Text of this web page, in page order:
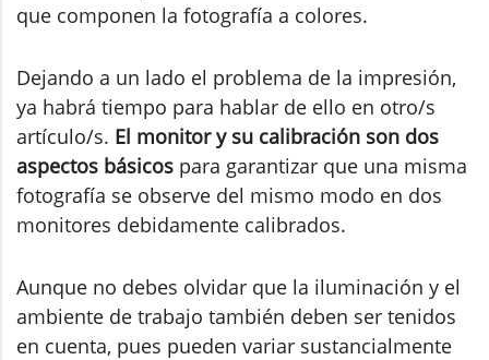
que componen la fotografía a colores.
Dejando a un lado el problema de la impresión,
ya habrá tiempo para hablar de ello en otro/s
artículo/s. El monitor y su calibración son dos
aspectos básicos para garantizar que una misma
fotografía se observe del mismo modo en dos
monitores debidamente calibrados.
Aunque no debes olvidar que la iluminación y el
ambiente de trabajo también deben ser tenidos
en cuenta, pues pueden variar sustancialmente